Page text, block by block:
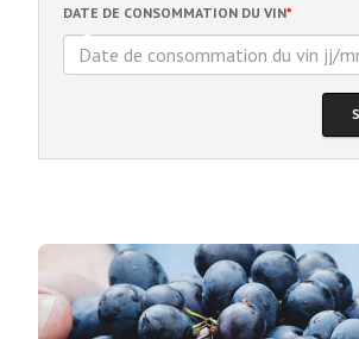
DATE DE CONSOMMATION DU VIN*